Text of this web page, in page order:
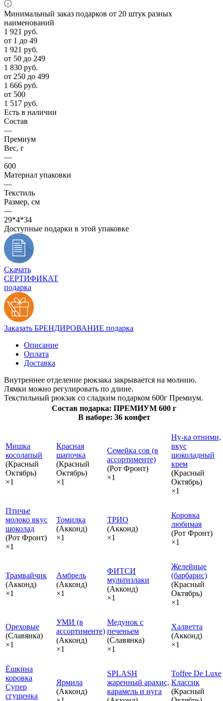
Минимальный заказ подарков от 20 штук разных
наименований
1 921 руб.
от 1 до 49
1 921 руб.
от 50 до 249
1 830 руб.
от 250 до 499
1 666 руб.
от 500
1 517 руб.
Есть в наличии
Состав
—
Премиум
Вес, г
—
600
Материал упаковки
—
Текстиль
Размер, см
—
29*4*34
Доступные подарки в этой упаковке
Скачать
СЕРТИФИКАТ
подарка
Заказать БРЕНДИРОВАНИЕ подарка
Описание
Оплата
Доставка
Внутреннее отделение рюкзака закрывается на молнию.
Лямки можно регулировать по длине.
Текстильный рюкзак со сладким подарком 600г Премиум.
Состав подарка: ПРЕМИУМ 600 г
В наборе: 36 конфет
Мишка
косолапый
(Красный
Октябрь)
×1
Красная
шапочка
(Красный
Октябрь)
×1
Семейка сов (в
ассортименте)
(Рот Фронт)
×1
Ну-ка отними,
вкус
шоколадный
крем
(Красный
Октябрь)
×1
Птичье
молоко вкус
шоколад
(Рот Фронт)
×1
Томилка
(Акконд)
×1
ТРИО
(Акконд)
×1
Коровка
любимая
(Рот Фронт)
×1
Трамвайчик
(Акконд)
×1
Амбрель
(Акконд)
×1
ФИТСИ
мультизлаки
(Акконд)
×1
Желейные
(барбарис)
(Красный
Октябрь)
×1
Ореховые
(Славянка)
×1
УМИ (в
ассортименте)
(Акконд)
×1
Медунок с
печеньем
(Славянка)
×1
Халветта
(Акконд)
×1
Ёшкина
коровка
Супер
сгущенка
Ярмила
(Акконд)
SPLASH
жаренный арахис,
карамель и нуга
Toffee De Luxe
Классик
(Красный